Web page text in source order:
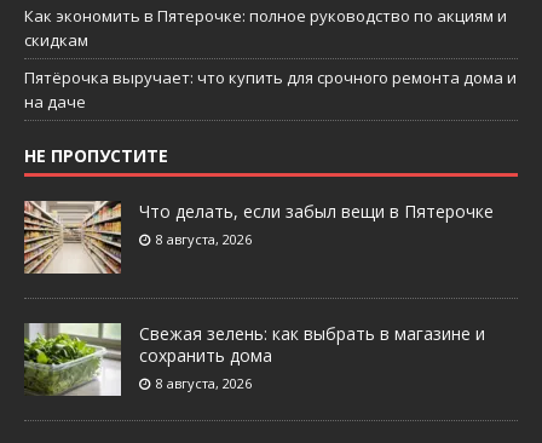
Как экономить в Пятерочке: полное руководство по акциям и
скидкам
Пятёрочка выручает: что купить для срочного ремонта дома и
на даче
НЕ ПРОПУСТИТЕ
Что делать, если забыл вещи в Пятерочке
8 августа, 2026
Свежая зелень: как выбрать в магазине и
сохранить дома
8 августа, 2026